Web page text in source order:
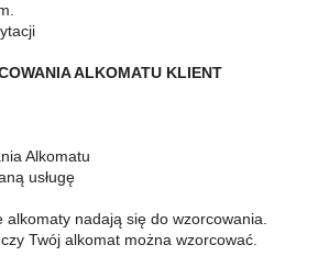
ALKOMATU KLIENT
Alkomatu
usługę
alkomaty nadają się do wzorcowania.
Twój alkomat można wzorcować.